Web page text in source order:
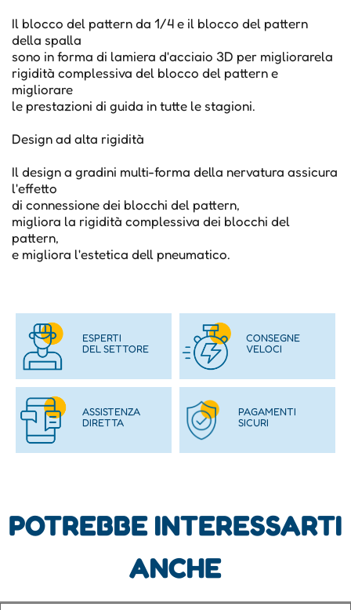
Il blocco del pattern da 1/4 e il blocco del pattern
della spalla
sono in forma di lamiera d'acciaio 3D per migliorarela
rigidità complessiva del blocco del pattern e
migliorare
le prestazioni di guida in tutte le stagioni.
Design ad alta rigidità
Il design a gradini multi-forma della nervatura assicura
l'effetto
di connessione dei blocchi del pattern,
migliora la rigidità complessiva dei blocchi del
pattern,
e migliora l'estetica dell pneumatico.
ESPERTI
DEL SETTORE
CONSEGNE
VELOCI
ASSISTENZA
DIRETTA
PAGAMENTI
SICURI
POTREBBE INTERESSARTI
ANCHE